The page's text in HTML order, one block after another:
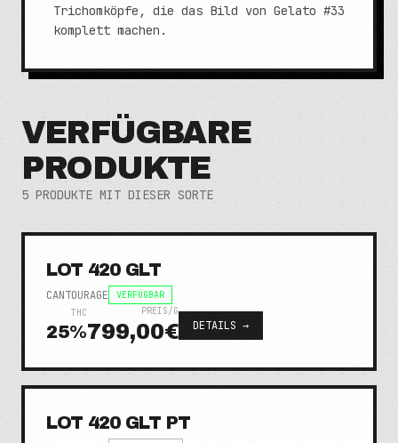
Trichomköpfe, die das Bild von Gelato #33
komplett machen.
VERFÜGBARE
PRODUKTE
5 PRODUKTE MIT DIESER SORTE
LOT 420 GLT
CANTOURAGE
VERFÜGBAR
THC
25%
PREIS/G
799,00€ DETAILS →
LOT 420 GLT PT